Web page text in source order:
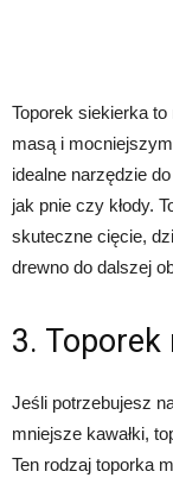
Toporek siekierka
masą i
idealne narzędzie
jak pnie czy kłody.
skuteczne cięcie,
drewno do dalszej
3. Toporek
Jeśli potrzebujesz
mniejsze kawałki,
Ten rodzaj toporka